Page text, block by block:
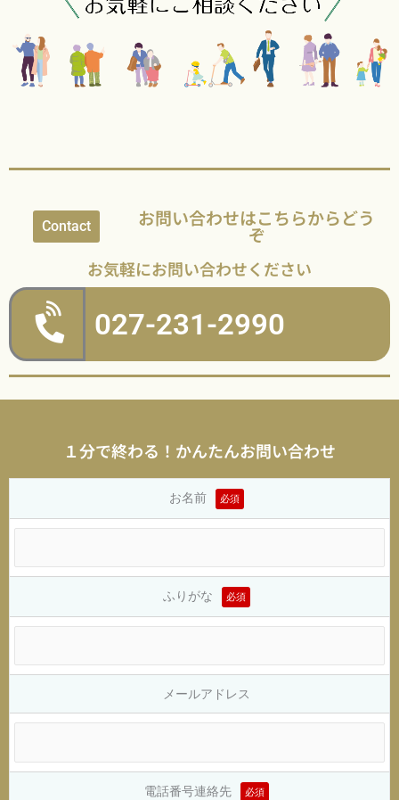
Contact
お問い合わせはこちらからどう
ぞ
お気軽にお問い合わせください
027-231-2990
１分で終わる！かんたんお問い合わせ
お名前 必須
ふりがな 必須
メールアドレス
電話番号連絡先 必須